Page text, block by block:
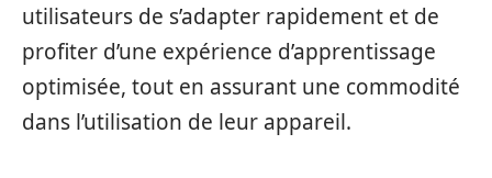
utilisateurs de s’adapter rapidement et de
profiter d’une expérience d’apprentissage
optimisée, tout en assurant une commodité
dans l’utilisation de leur appareil.